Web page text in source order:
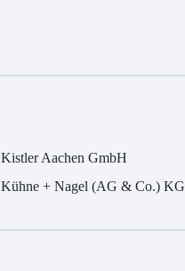
Kistler Aachen GmbH
Kühne + Nagel (AG & Co.) KG